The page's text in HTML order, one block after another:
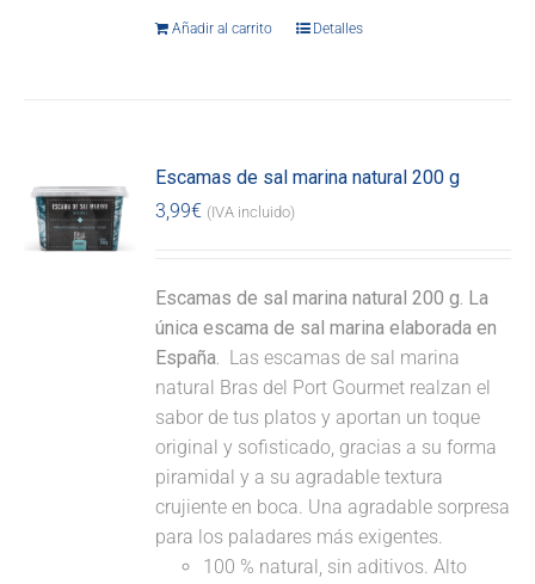
Añadir al carrito Detalles
Escamas de sal marina natural 200 g
3,99€ (IVA incluido)
Escamas de sal marina natural 200 g. La
única escama de sal marina elaborada en
España. Las escamas de sal marina
natural Bras del Port Gourmet realzan el
sabor de tus platos y aportan un toque
original y sofisticado, gracias a su forma
piramidal y a su agradable textura
crujiente en boca. Una agradable sorpresa
para los paladares más exigentes.
100 % natural, sin aditivos. Alto